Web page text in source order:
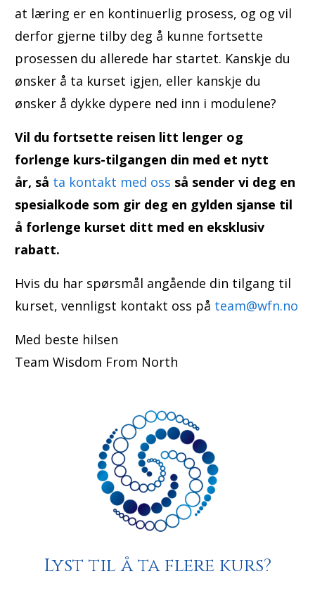
at læring er en kontinuerlig prosess, og og vil
derfor gjerne tilby deg å kunne fortsette
prosessen du allerede har startet. Kanskje du
ønsker å ta kurset igjen, eller kanskje du
ønsker å dykke dypere ned inn i modulene?
Vil du fortsette reisen litt lenger og
forlenge kurs-tilgangen din med et nytt
år, så ta kontakt med oss så sender vi deg en
spesialkode som gir deg en gylden sjanse til
å forlenge kurset ditt med en eksklusiv
rabatt.
Hvis du har spørsmål angående din tilgang til
kurset, vennligst kontakt oss på team@wfn.no
Med beste hilsen
Team Wisdom From North
Lyst til å ta flere kurs?